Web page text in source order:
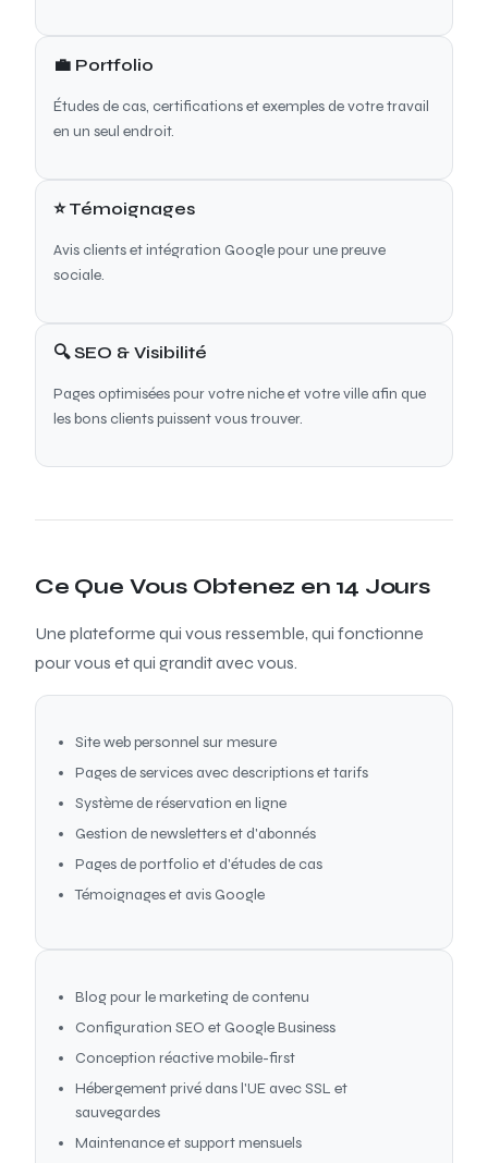
💼 Portfolio
Études de cas, certifications et exemples de votre travail
en un seul endroit.
⭐ Témoignages
Avis clients et intégration Google pour une preuve
sociale.
🔍 SEO & Visibilité
Pages optimisées pour votre niche et votre ville afin que
les bons clients puissent vous trouver.
Ce Que Vous Obtenez en 14 Jours
Une plateforme qui vous ressemble, qui fonctionne
pour vous et qui grandit avec vous.
Site web personnel sur mesure
Pages de services avec descriptions et tarifs
Système de réservation en ligne
Gestion de newsletters et d'abonnés
Pages de portfolio et d'études de cas
Témoignages et avis Google
Blog pour le marketing de contenu
Configuration SEO et Google Business
Conception réactive mobile-first
Hébergement privé dans l'UE avec SSL et
sauvegardes
Maintenance et support mensuels